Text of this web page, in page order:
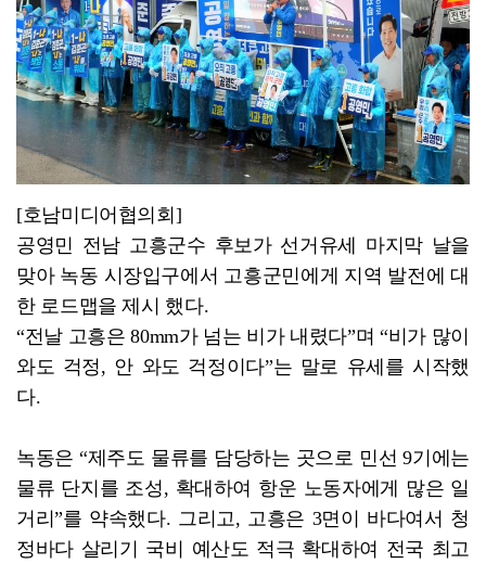
[호남미디어협의회]
공영민 전남 고흥군수 후보가 선거유세 마지막 날을
맞아 녹동 시장입구에서 고흥군민에게 지역 발전에 대
한 로드맵을 제시 했다.
“전날 고흥은 80mm가 넘는 비가 내렸다”며 “비가 많이
와도 걱정, 안 와도 걱정이다”는 말로 유세를 시작했
다.
녹동은 “제주도 물류를 담당하는 곳으로 민선 9기에는
물류 단지를 조성, 확대하여 항운 노동자에게 많은 일
거리”를 약속했다. 그리고, 고흥은 3면이 바다여서 청
정바다 살리기 국비 예산도 적극 확대하여 전국 최고